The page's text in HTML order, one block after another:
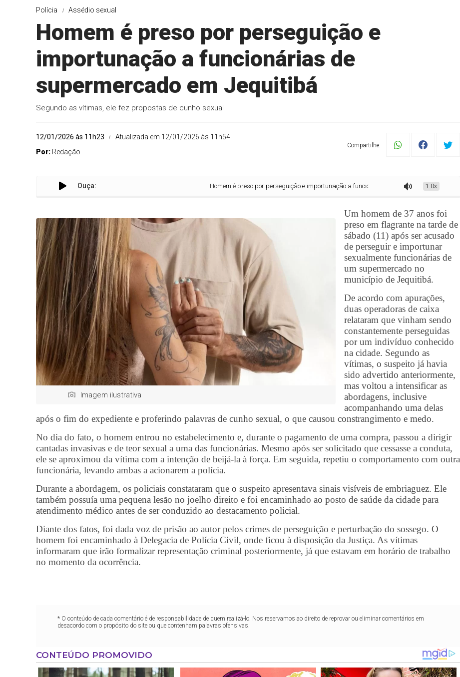
Polícia Assédio sexual
Homem é preso por perseguição e
importunação a funcionárias de
supermercado em Jequitibá
Segundo as vítimas, ele fez propostas de cunho sexual
12/01/2026 às 11h23
Atualizada em 12/01/2026 às 11h54
Por: Redação
Compartilhe:
Ouça: Homem é preso por perseguição e importunação a funcionárias de supermercado em Jequitibá
1.0x
Imagem ilustrativa
Um homem de 37 anos foi
preso em flagrante na tarde de
sábado (11) após ser acusado
de perseguir e importunar
sexualmente funcionárias de
um supermercado no
município de Jequitibá.
De acordo com apurações,
duas operadoras de caixa
relataram que vinham sendo
constantemente perseguidas
por um indivíduo conhecido
na cidade. Segundo as
vítimas, o suspeito já havia
sido advertido anteriormente,
mas voltou a intensificar as
abordagens, inclusive
acompanhando uma delas
após o fim do expediente e proferindo palavras de cunho sexual, o que causou constrangimento e medo.
No dia do fato, o homem entrou no estabelecimento e, durante o pagamento de uma compra, passou a dirigir
cantadas invasivas e de teor sexual a uma das funcionárias. Mesmo após ser solicitado que cessasse a conduta,
ele se aproximou da vítima com a intenção de beijá-la à força. Em seguida, repetiu o comportamento com outra
funcionária, levando ambas a acionarem a polícia.
Durante a abordagem, os policiais constataram que o suspeito apresentava sinais visíveis de embriaguez. Ele
também possuía uma pequena lesão no joelho direito e foi encaminhado ao posto de saúde da cidade para
atendimento médico antes de ser conduzido ao destacamento policial.
Diante dos fatos, foi dada voz de prisão ao autor pelos crimes de perseguição e perturbação do sossego. O
homem foi encaminhado à Delegacia de Polícia Civil, onde ficou à disposição da Justiça. As vítimas
informaram que irão formalizar representação criminal posteriormente, já que estavam em horário de trabalho
no momento da ocorrência.
* O conteúdo de cada comentário é de responsabilidade de quem realizá-lo. Nos reservamos ao direito de reprovar ou eliminar comentários em
desacordo com o propósito do site ou que contenham palavras ofensivas.